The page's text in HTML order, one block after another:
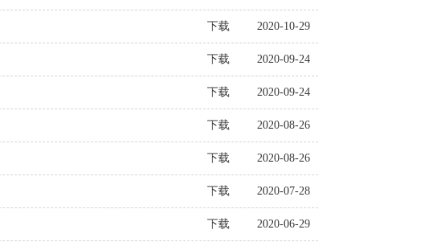
下载 2020-10-29
下载 2020-09-24
下载 2020-09-24
下载 2020-08-26
下载 2020-08-26
下载 2020-07-28
下载 2020-06-29